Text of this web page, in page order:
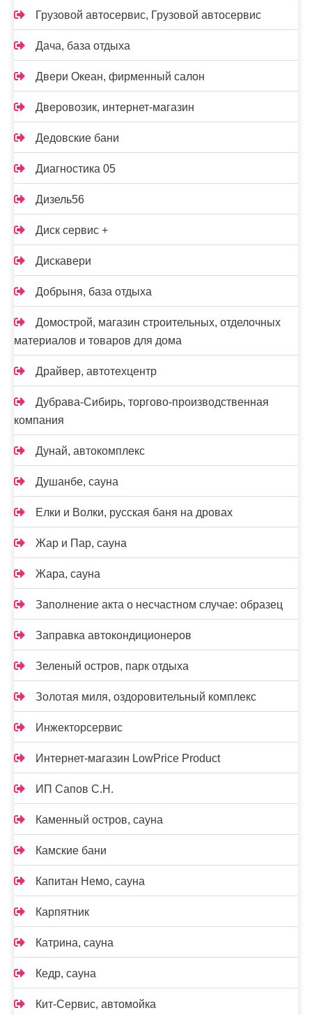
Грузовой автосервис, Грузовой автосервис
Дача, база отдыха
Двери Океан, фирменный салон
Дверовозик, интернет-магазин
Дедовские бани
Диагностика 05
Дизель56
Диск сервис +
Дискавери
Добрыня, база отдыха
Домострой, магазин строительных, отделочных
материалов и товаров для дома
Драйвер, автотехцентр
Дубрава-Сибирь, торгово-производственная
компания
Дунай, автокомплекс
Душанбе, сауна
Елки и Волки, русская баня на дровах
Жар и Пар, сауна
Жара, сауна
Заполнение акта о несчастном случае: образец
Заправка автокондиционеров
Зеленый остров, парк отдыха
Золотая миля, оздоровительный комплекс
Инжекторсервис
Интернет-магазин LowPrice Product
ИП Сапов С.Н.
Каменный остров, сауна
Камские бани
Капитан Немо, сауна
Карпятник
Катрина, сауна
Кедр, сауна
Кит-Сервис, автомойка